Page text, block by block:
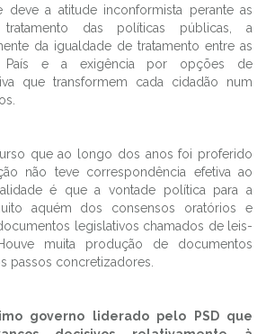
deve a atitude inconformista perante as
tratamento das políticas públicas, a
da igualdade de tratamento entre as
País e a exigência por opções de
que transformem cada cidadão num
que ao longo dos anos foi proferido
não teve correspondência efetiva ao
é que a vontade política para a
aquém dos consensos oratórios e
legislativos chamados de leis-
muita produção de documentos
passos concretizadores.
governo liderado pelo PSD que